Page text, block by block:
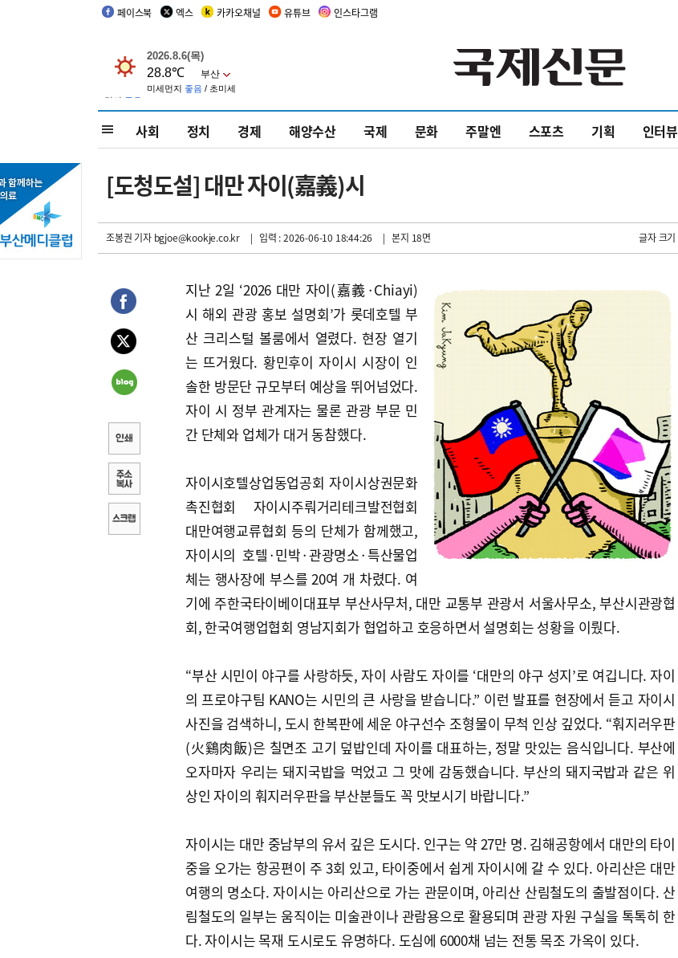
페이스북 엑스 카카오채널 유튜브 인스타그램
사회 정치 경제 해양수산 국제 문화 주말엔 스포츠 기획 인터뷰
[도청도설] 대만 자이(嘉義)시
조봉권 기자bgjoe@kookje.co.kr | 입력 : 2026-06-10 18:44:26 | 본지 18면 글자 크기
지난 2일 ‘2026 대만 자이(嘉義·Chiayi)
시 해외 관광 홍보 설명회’가 롯데호텔 부
산 크리스털 볼룸에서 열렸다. 현장 열기
는 뜨거웠다. 황민후이 자이시 시장이 인
솔한 방문단 규모부터 예상을 뛰어넘었다.
자이 시 정부 관계자는 물론 관광 부문 민
간 단체와 업체가 대거 동참했다.
자이시호텔상업동업공회 자이시상권문화
촉진협회 자이시주뤄거리테크발전협회
대만여행교류협회 등의 단체가 함께했고,
자이시의 호텔·민박·관광명소·특산물업
체는 행사장에 부스를 20여 개 차렸다. 여
기에 주한국타이베이대표부 부산사무처, 대만 교통부 관광서 서울사무소, 부산시관광협
회, 한국여행업협회 영남지회가 협업하고 호응하면서 설명회는 성황을 이뤘다.
“부산 시민이 야구를 사랑하듯, 자이 사람도 자이를 ‘대만의 야구 성지’로 여깁니다. 자이
의 프로야구팀 KANO는 시민의 큰 사랑을 받습니다.” 이런 발표를 현장에서 듣고 자이시
사진을 검색하니, 도시 한복판에 세운 야구선수 조형물이 무척 인상 깊었다. “훠지러우판
(火鷄肉飯)은 칠면조 고기 덮밥인데 자이를 대표하는, 정말 맛있는 음식입니다. 부산에
오자마자 우리는 돼지국밥을 먹었고 그 맛에 감동했습니다. 부산의 돼지국밥과 같은 위
상인 자이의 훠지러우판을 부산분들도 꼭 맛보시기 바랍니다.”
자이시는 대만 중남부의 유서 깊은 도시다. 인구는 약 27만 명. 김해공항에서 대만의 타이
중을 오가는 항공편이 주 3회 있고, 타이중에서 쉽게 자이시에 갈 수 있다. 아리산은 대만
여행의 명소다. 자이시는 아리산으로 가는 관문이며, 아리산 산림철도의 출발점이다. 산
림철도의 일부는 움직이는 미술관이나 관람용으로 활용되며 관광 자원 구실을 톡톡히 한
다. 자이시는 목재 도시로도 유명하다. 도심에 6000채 넘는 전통 목조 가옥이 있다.